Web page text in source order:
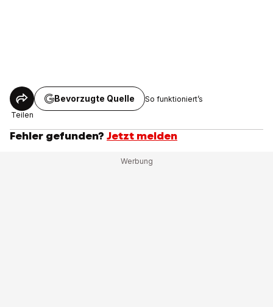
Teilen
Bevorzugte Quelle So funktioniert’s
Fehler gefunden? Jetzt melden